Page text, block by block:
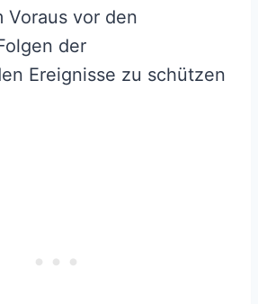
Voraus vor den
der
Ereignisse zu schützen